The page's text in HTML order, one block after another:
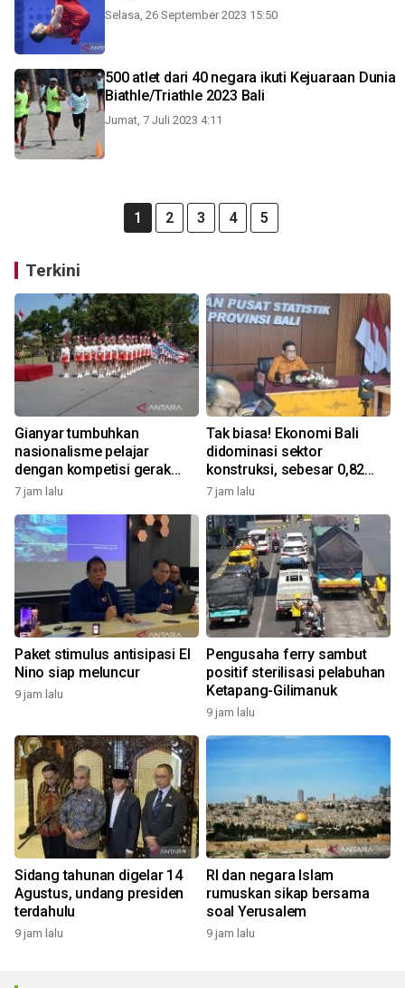
Selasa, 26 September 2023 15:50
500 atlet dari 40 negara ikuti Kejuaraan Dunia
Biathle/Triathle 2023 Bali
Jumat, 7 Juli 2023 4:11
1 2 3 4 5
Terkini
Gianyar tumbuhkan
nasionalisme pelajar
dengan kompetisi gerak
jalan
7 jam lalu
Tak biasa! Ekonomi Bali
didominasi sektor
konstruksi, sebesar 0,82
persen
7 jam lalu
Paket stimulus antisipasi El
Nino siap meluncur
9 jam lalu
Pengusaha ferry sambut
positif sterilisasi pelabuhan
Ketapang-Gilimanuk
9 jam lalu
Sidang tahunan digelar 14
Agustus, undang presiden
terdahulu
9 jam lalu
RI dan negara Islam
rumuskan sikap bersama
soal Yerusalem
9 jam lalu